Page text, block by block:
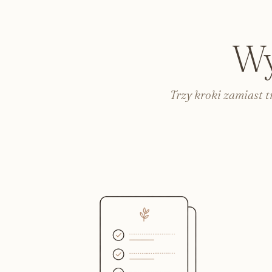
Trzy kroki zamiast